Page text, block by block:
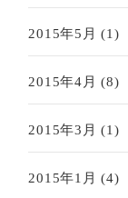
2015年5月 (1)
2015年4月 (8)
2015年3月 (1)
2015年1月 (4)